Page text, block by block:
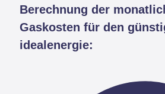
Berechnung der
Gaskosten für den
idealenergie: